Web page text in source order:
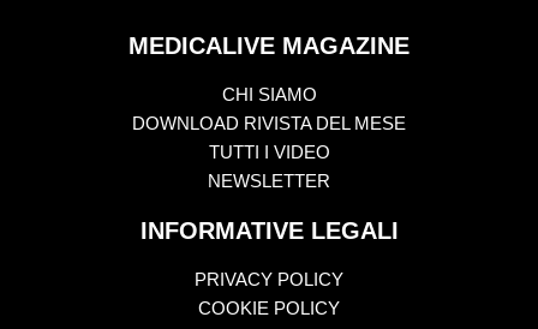
MEDICALIVE MAGAZINE
CHI SIAMO
DOWNLOAD RIVISTA DEL MESE
TUTTI I VIDEO
NEWSLETTER
INFORMATIVE LEGALI
PRIVACY POLICY
COOKIE POLICY